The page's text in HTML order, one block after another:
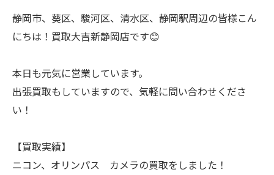
静岡市、葵区、駿河区、清水区、静岡駅周辺の皆様こん
にちは！買取大吉新静岡店です😊
本日も元気に営業しています。
出張買取もしていますので、気軽に問い合わせくださ
い！
【買取実績】
ニコン、オリンパス カメラの買取をしました！